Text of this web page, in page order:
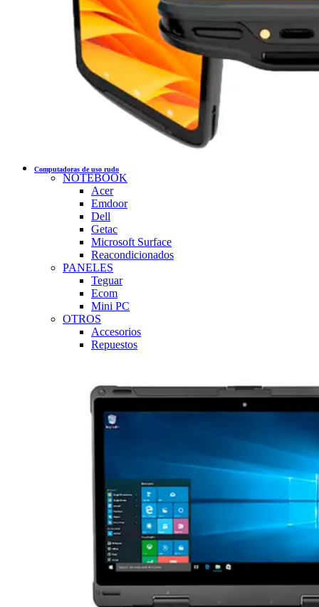
Computadoras de uso rudo
NOTEBOOK
Acer
Emdoor
Dell
Getac
Microsoft Surface
Reacondicionados
PANELES
Teguar
Ecom
Mini PC
OTROS
Accesorios
Repuestos